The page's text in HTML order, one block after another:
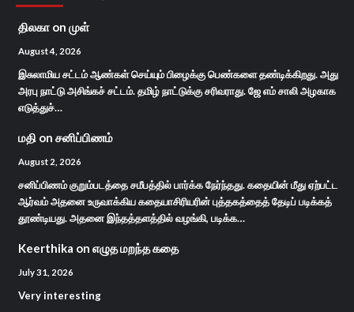
திலகா on முள்
August 4, 2026
இசுலாமிய சட்டம் ஆண்கள் செய்யும் பிழைக்கு பெண்களை தண்டிக்கிறது. அது
அரபு நாட்டு அசிங்கச் சட்டம். தமிழ் நாட்டுக்கு சரிவராது. ஜே எம் சாலி அழகாக
எடுத்துச்…
மதி on சனிப்பிணம்
August 2, 2026
சனிப்பிணம் குறும்படத்தை சமீபத்தில் பார்க்க நேர்ந்தது. கதையின் மீது ஏற்பட்ட
ஆர்வம் அதனை உருவாக்கிய கதையாசிரியரின் புத்தகத்தைத் தேடிப் படிக்கத்
தூண்டியது. அதனை இந்தத்தளத்தில் வழங்கி, படிக்க…
Keerthika on எழுத மறந்த கதை
July 31, 2026
Very interesting